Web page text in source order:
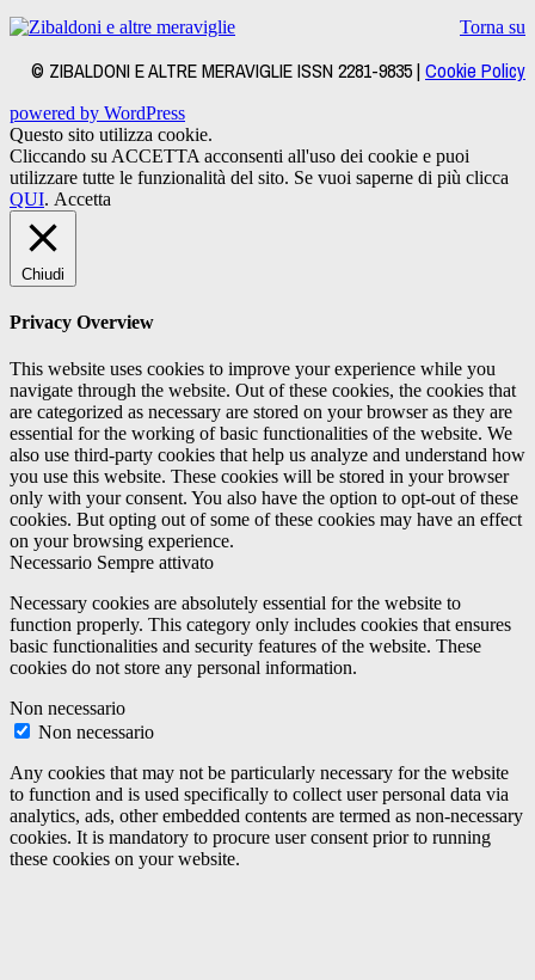
Torna su
© ZIBALDONI E ALTRE MERAVIGLIE ISSN 2281-9835 | Cookie Policy
powered by WordPress
Questo sito utilizza cookie.
Cliccando su ACCETTA acconsenti all'uso dei cookie e puoi
utilizzare tutte le funzionalità del sito. Se vuoi saperne di più clicca
QUI. Accetta
Chiudi
Privacy Overview
This website uses cookies to improve your experience while you
navigate through the website. Out of these cookies, the cookies that
are categorized as necessary are stored on your browser as they are
essential for the working of basic functionalities of the website. We
also use third-party cookies that help us analyze and understand how
you use this website. These cookies will be stored in your browser
only with your consent. You also have the option to opt-out of these
cookies. But opting out of some of these cookies may have an effect
on your browsing experience.
Necessario Sempre attivato
Necessary cookies are absolutely essential for the website to
function properly. This category only includes cookies that ensures
basic functionalities and security features of the website. These
cookies do not store any personal information.
Non necessario
Non necessario
Any cookies that may not be particularly necessary for the website
to function and is used specifically to collect user personal data via
analytics, ads, other embedded contents are termed as non-necessary
cookies. It is mandatory to procure user consent prior to running
these cookies on your website.